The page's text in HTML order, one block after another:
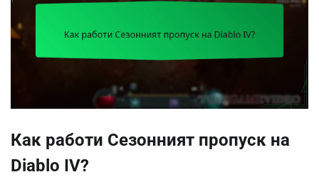
Как работи Сезонният пропуск на
Diablo IV?